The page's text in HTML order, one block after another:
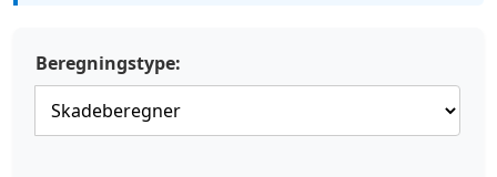
Beregningstype: